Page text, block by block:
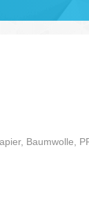
Baumwolle,